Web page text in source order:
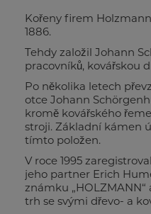
Kořeny firem
1886.
Tehdy založil Johann
pracovníků, kovářskou
Po několika letech
otce Johann
kromě kovářského
stroji. Základní kámen
tímto položen.
V roce 1995
jeho partner Erich
známku
trh se svými dřevo- a